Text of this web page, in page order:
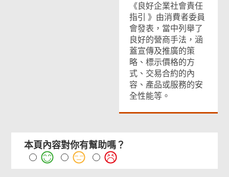
《良好企業社會責任
指引 》由消費者委員
會發表，當中列舉了
良好的營商手法，涵
蓋宣傳及推廣的策
略、標示價格的方
式、交易合約的內
容、產品或服務的安
全性能等。
本頁內容對你有幫助嗎？